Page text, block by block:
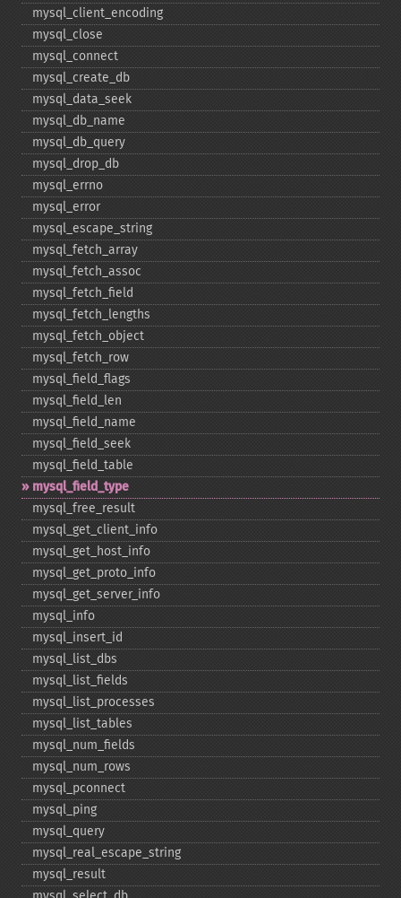
mysql_​client_​encoding
mysql_​close
mysql_​connect
mysql_​create_​db
mysql_​data_​seek
mysql_​db_​name
mysql_​db_​query
mysql_​drop_​db
mysql_​errno
mysql_​error
mysql_​escape_​string
mysql_​fetch_​array
mysql_​fetch_​assoc
mysql_​fetch_​field
mysql_​fetch_​lengths
mysql_​fetch_​object
mysql_​fetch_​row
mysql_​field_​flags
mysql_​field_​len
mysql_​field_​name
mysql_​field_​seek
mysql_​field_​table
mysql_​field_​type
mysql_​free_​result
mysql_​get_​client_​info
mysql_​get_​host_​info
mysql_​get_​proto_​info
mysql_​get_​server_​info
mysql_​info
mysql_​insert_​id
mysql_​list_​dbs
mysql_​list_​fields
mysql_​list_​processes
mysql_​list_​tables
mysql_​num_​fields
mysql_​num_​rows
mysql_​pconnect
mysql_​ping
mysql_​query
mysql_​real_​escape_​string
mysql_​result